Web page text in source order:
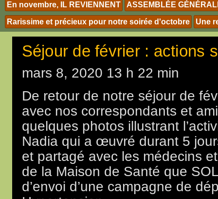
En novembre, IL REVIENNENT ASSEMBLÉE
Rarissime et précieux pour notre soirée d'octobre Une
Séjour de février : actions
mars 8, 2020 13 h 22 min
De retour de notre séjour de
avec nos correspondants et
quelques photos illustrant
Nadia qui a œuvré durant 5
et partagé avec les médecins
de la Maison de Santé que
d’envoi d’une campagne de